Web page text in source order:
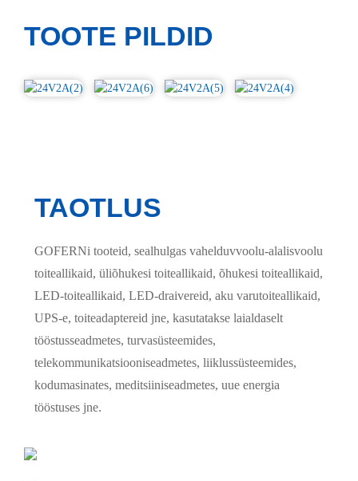
TOOTE PILDID
TAOTLUS
GOFERNi tooteid, sealhulgas vahelduvvoolu-alalisvoolu
toiteallikaid, üliõhukesi toiteallikaid, õhukesi toiteallikaid,
LED-toiteallikaid, LED-draivereid, aku varutoiteallikaid,
UPS-e, toiteadaptereid jne, kasutatakse laialdaselt
tööstusseadmetes, turvasüsteemides,
telekommunikatsiooniseadmetes, liiklussüsteemides,
kodumasinates, meditsiiniseadmetes, uue energia
tööstuses jne.